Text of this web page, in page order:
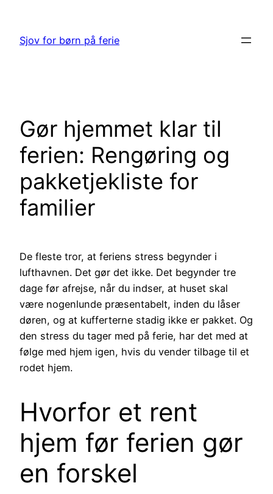
indhold
Sjov for børn på ferie
Gør hjemmet klar til
ferien: Rengøring og
pakketjekliste for
familier
De fleste tror, at feriens stress begynder i
lufthavnen. Det gør det ikke. Det begynder tre
dage før afrejse, når du indser, at huset skal
være nogenlunde præsentabelt, inden du låser
døren, og at kufferterne stadig ikke er pakket. Og
den stress du tager med på ferie, har det med at
følge med hjem igen, hvis du vender tilbage til et
rodet hjem.
Hvorfor et rent
hjem før ferien gør
en forskel